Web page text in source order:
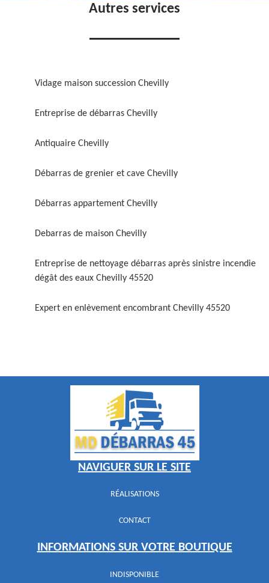
Autres services
Vidage maison succession Chevilly
Entreprise de débarras Chevilly
Antiquaire Chevilly
Débarras de grenier et cave Chevilly
Débarras appartement Chevilly
Debarras de maison Chevilly
Entreprise de nettoyage débarras après sinistre incendie
dégât des eaux Chevilly 45520
Expert en enlèvement encombrant Chevilly 45520
NAVIGUER SUR LE SITE
RÉALISATIONS
CONTACT
INFORMATIONS SUR VOTRE BOUTIQUE
INDISPONIBLE